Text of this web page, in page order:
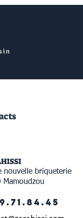
nouvelle briqueterie
Mamoudzou